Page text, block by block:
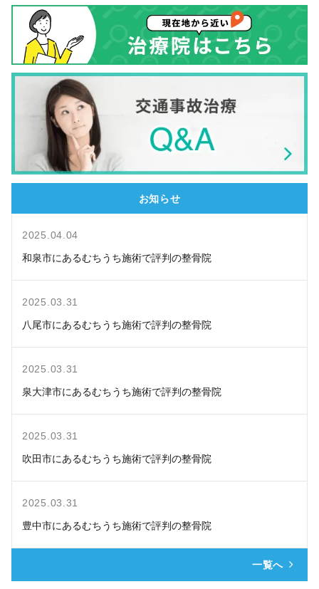
お知らせ
2025.04.04
和泉市にあるむちうち施術で評判の整骨院
2025.03.31
八尾市にあるむちうち施術で評判の整骨院
2025.03.31
泉大津市にあるむちうち施術で評判の整骨院
2025.03.31
吹田市にあるむちうち施術で評判の整骨院
2025.03.31
豊中市にあるむちうち施術で評判の整骨院
一覧へ